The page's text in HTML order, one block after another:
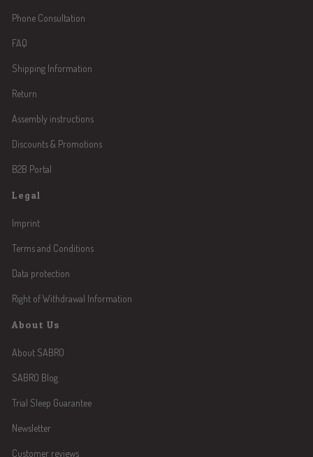
Phone Consultation
FAQ
Shipping Information
Return
Assembly instructions
Discounts & Promotions
B2B Portal
Legal
Imprint
Terms and Conditions
Data protection
Right of Withdrawal Information
About Us
About SABRO
SABRO Blog
Trial Sleep Guarantee
Newsletter
Customer reviews